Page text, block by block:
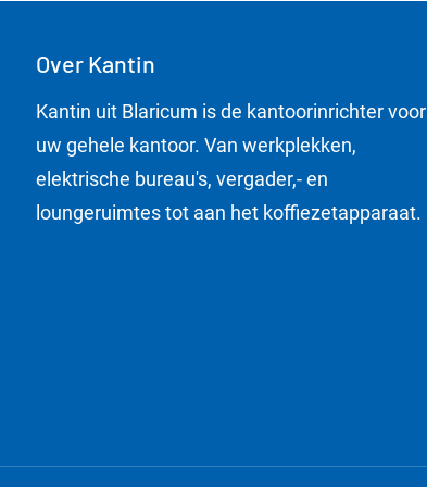
Blaricum
BlaricumBlaricum
Over Kantin
Kantin uit Blaricum is de kantoorinrichter voor
uw gehele kantoor. Van werkplekken,
elektrische bureau's, vergader,- en
loungeruimtes tot aan het koffiezetapparaat.